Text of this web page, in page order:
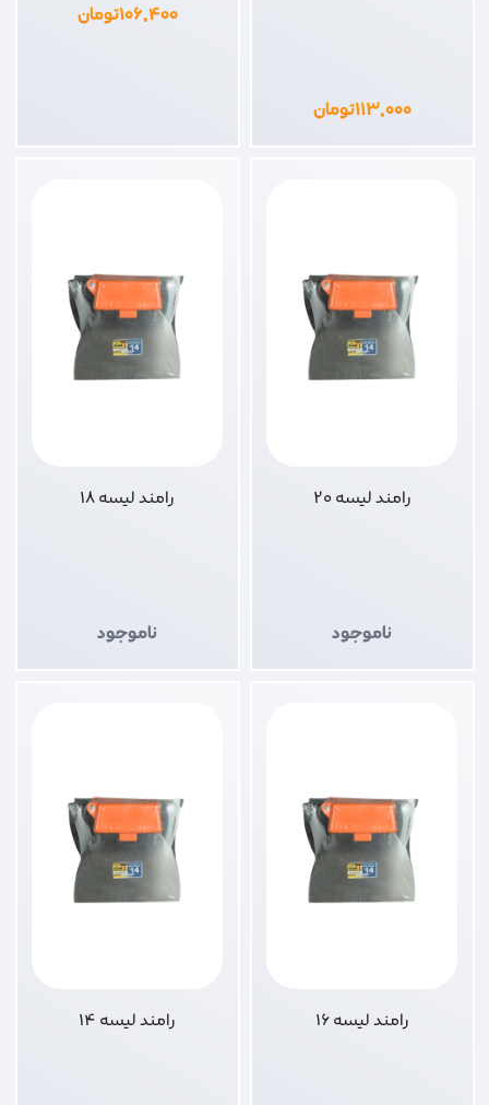
۱۱۳,۰۰۰تومان
۱۰۶,۴۰۰تومان
رامند لیسه 20
ناموجود
رامند لیسه 18
ناموجود
رامند لیسه 16 رامند لیسه 14